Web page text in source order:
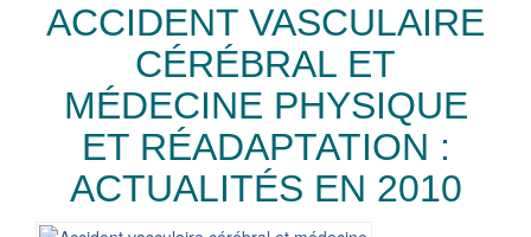
ACCIDENT VASCULAIRE
CÉRÉBRAL ET
MÉDECINE PHYSIQUE
ET RÉADAPTATION :
ACTUALITÉS EN 2010